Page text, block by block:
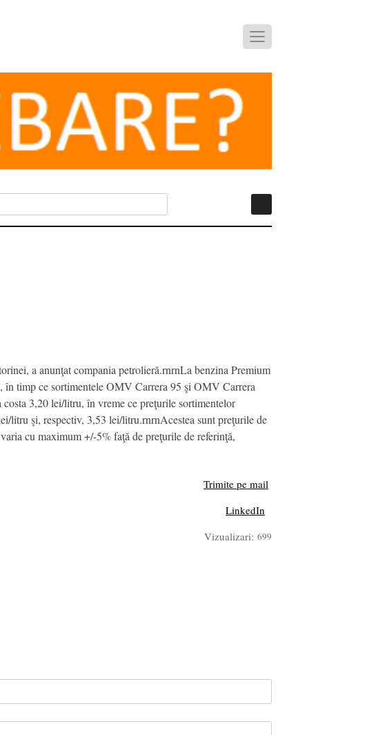
a anunţat compania petrolieră.rnrnLa benzina Premium
timp ce sortimentele OMV Carrera 95 şi OMV Carrera
3,20 lei/litru, în vreme ce preţurile sortimentelor
şi, respectiv, 3,53 lei/litru.rnrnAcestea sunt preţurile de
cu maximum +/-5% faţă de preţurile de referinţă,
Trimite pe mail
LinkedIn
Vizualizari: 699